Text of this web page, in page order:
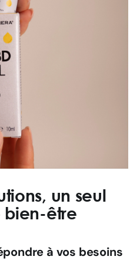
un seul
bien-être
à vos besoins